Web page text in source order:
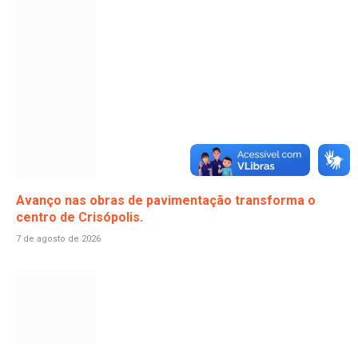
Avanço nas obras de pavimentação transforma o
centro de Crisópolis.
7 de agosto de 2026